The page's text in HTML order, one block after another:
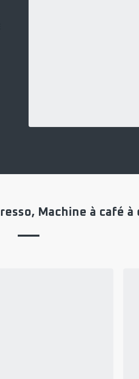
Machine à café à